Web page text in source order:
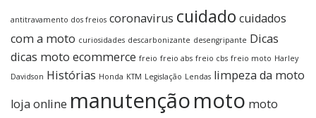
antitravamento dos freios coronavirus cuidado cuidados
com a moto curiosidades descarbonizante desengripante Dicas
dicas moto ecommerce freio freio abs freio cbs freio moto Harley
Davidson Histórias Honda KTM Legislação Lendas limpeza da moto
loja online manutençãomoto moto